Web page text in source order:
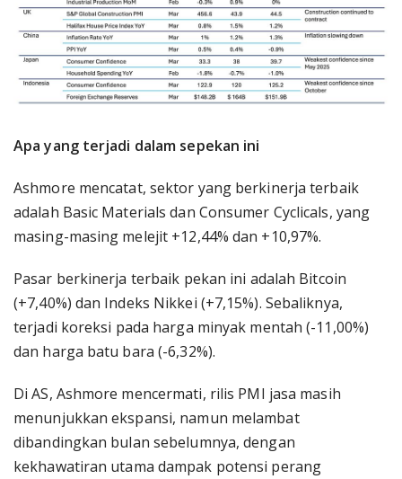
Apa yang terjadi dalam sepekan ini
Ashmore mencatat, sektor yang berkinerja terbaik
adalah Basic Materials dan Consumer Cyclicals, yang
masing-masing melejit +12,44% dan +10,97%.
Pasar berkinerja terbaik pekan ini adalah Bitcoin
(+7,40%) dan Indeks Nikkei (+7,15%). Sebaliknya,
terjadi koreksi pada harga minyak mentah (-11,00%)
dan harga batu bara (-6,32%).
Di AS, Ashmore mencermati, rilis PMI jasa masih
menunjukkan ekspansi, namun melambat
dibandingkan bulan sebelumnya, dengan
kekhawatiran utama dampak potensi perang